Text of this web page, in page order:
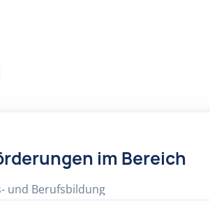
im Bereich
und Berufsbildung